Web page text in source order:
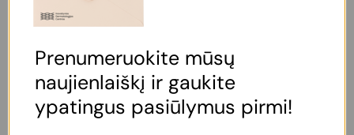
DERMATOVENEROLOGĖ
DERMATOVENEROLOGĖ
Prenumeruokite mūsų
naujienlaiškį ir gaukite
ypatingus pasiūlymus pirmi!